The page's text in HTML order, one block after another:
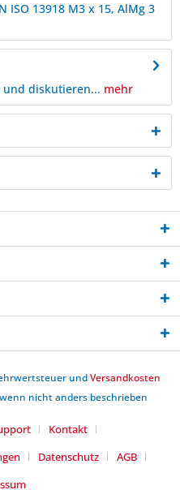
ISO 13918 M3 x 15, AlMg 3
und diskutieren... mehr
undVersandkosten
nicht anders beschrieben
Kontakt
Datenschutz
AGB